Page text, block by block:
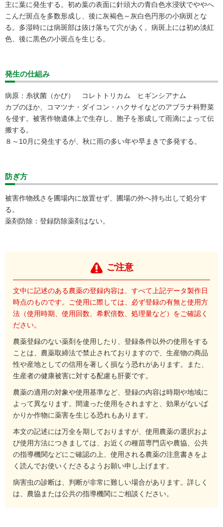
主に葉に発生する。初め葉の表面に針頭大の青白色水浸状でややへ
こんだ斑点を多数形成し、後に灰褐色～灰白色円形の小病斑とな
る。多湿時には病斑部は抜け落ちて穴があく。病斑上には初め淡紅
色、後に黒色の小斑点を生じる。
発生の仕組み
病原：糸状菌（かび） コレトトリカム ヒギンシアナム
カブのほか、コマツナ・ダイコン・ハクサイなどのアブラナ科野菜
を侵す。被害作物遺体上で生存し、胞子を形成して雨滴によって伝
搬する。
８～10月に発生するが、秋に雨の多い年や早まきで多発する。
防ぎ方
被害作物残さを圃場内に放置せず、圃場の外へ持ち出して処分す
る。
薬剤防除：登録防除薬剤はない。
ご注意
文中に記述のある農薬の登録内容は、すべて上記データ製作日
時点のものです。ご使用に際しては、必ず登録の有無と使用方
法（使用時期、使用回数、希釈倍数、処理量など）をご確認く
ださい。
農薬登録のない薬剤を使用したり、登録条件以外の使用をする
ことは、農薬取締法で禁止されておりますので、生産物の商品
性や産地としての信用を著しく損なう恐れがあります。また、
生産者の健康被害に対する配慮も肝要です。
農薬の適用の対象や使用基準など、登録の内容は時期や地域に
よって異なります。間違った使用をされますと、効果がないば
かりか作物に薬害を生じる恐れもあります。
本文の記述には万全を期しておりますが、使用農薬の選択およ
び使用方法につきましては、お近くの種苗専門店や農協、公共
の指導機関などにご確認の上、使用される農薬の注意書きをよ
く読んでお使いくださるようお願い申し上げます。
病害虫の診断は、判断が非常に難しい場合があります。詳しく
は、農協または公共の指導機関にご相談ください。